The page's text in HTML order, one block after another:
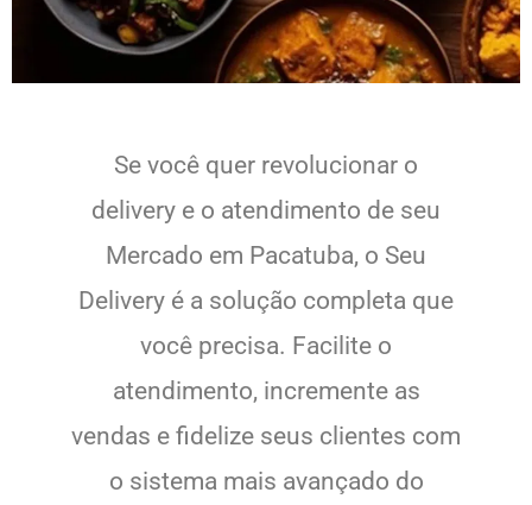
Se você quer revolucionar o
delivery e o atendimento de seu
Mercado em Pacatuba, o Seu
Delivery é a solução completa que
você precisa. Facilite o
atendimento, incremente as
vendas e fidelize seus clientes com
o sistema mais avançado do